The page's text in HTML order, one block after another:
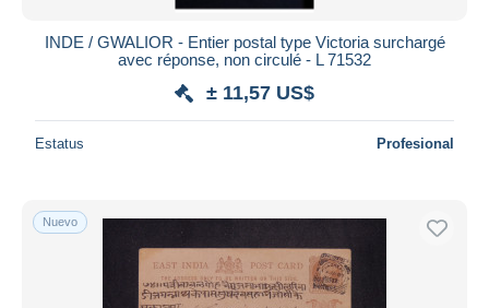
INDE / GWALIOR - Entier postal type Victoria surchargé
avec réponse, non circulé - L 71532
± 11,57 US$
Estatus Profesional
Nuevo